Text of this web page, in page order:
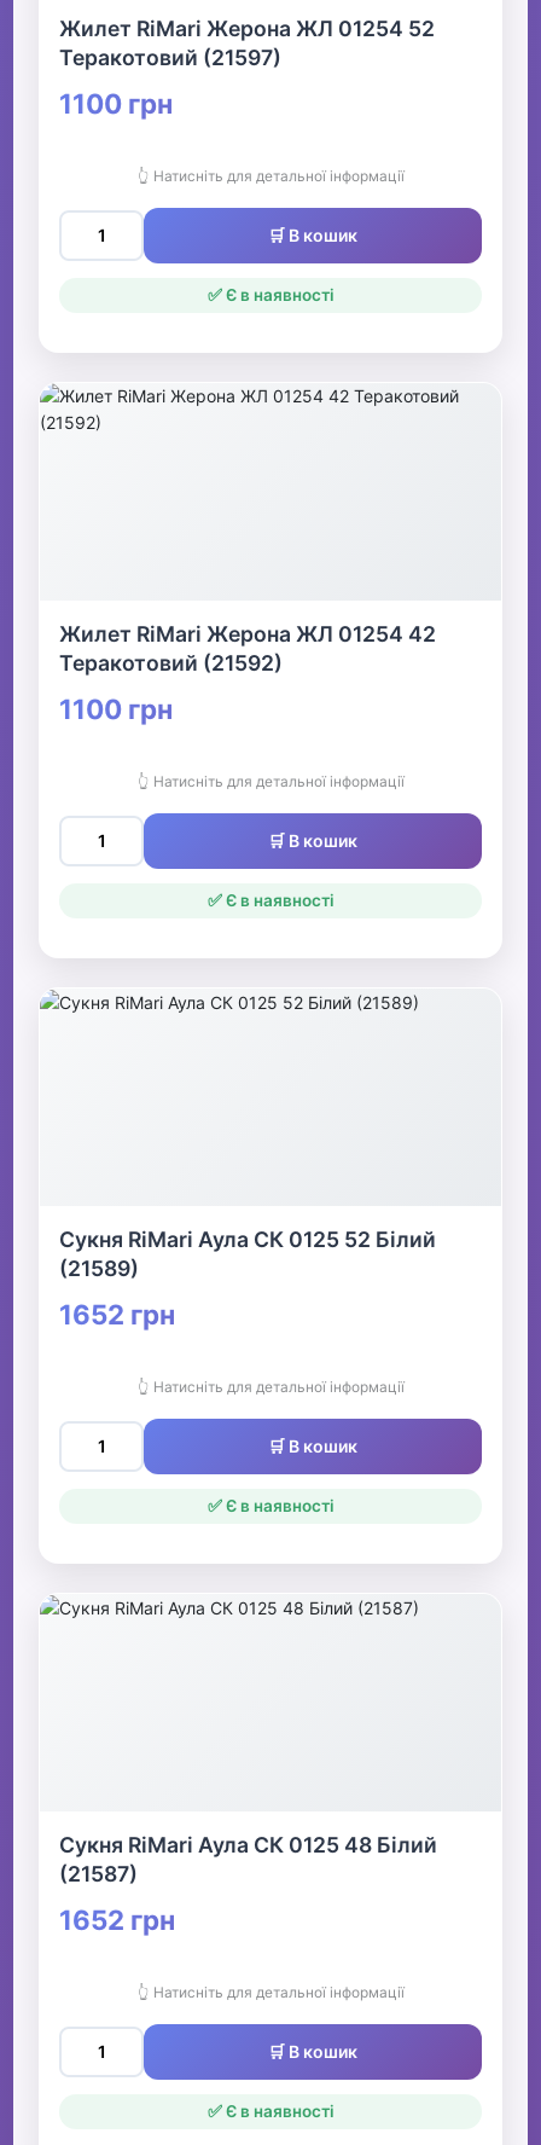
Жилет RiMari Жерона ЖЛ 01254 52
Теракотовий (21597)
1100 грн
👆 Натисніть для детальної інформації
🛒 В кошик
✅ Є в наявності
Жилет RiMari Жерона ЖЛ 01254 42
Теракотовий (21592)
1100 грн
👆 Натисніть для детальної інформації
🛒 В кошик
✅ Є в наявності
Сукня RiMari Аула СК 0125 52 Білий
(21589)
1652 грн
👆 Натисніть для детальної інформації
🛒 В кошик
✅ Є в наявності
Сукня RiMari Аула СК 0125 48 Білий
(21587)
1652 грн
👆 Натисніть для детальної інформації
🛒 В кошик
✅ Є в наявності